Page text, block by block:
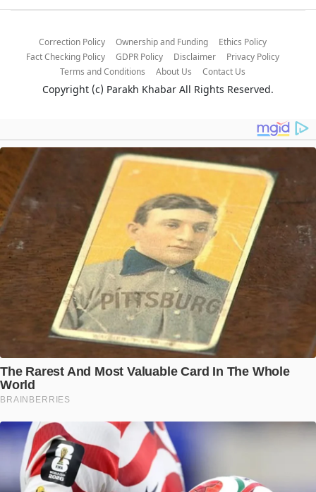
Correction Policy Ownership and Funding
Ethics Policy
Fact Checking Policy
GDPR Policy Disclaimer
Privacy Policy
Terms and Conditions
About Us Contact Us
Copyright (c) Parakh Khabar All Rights Reserved.